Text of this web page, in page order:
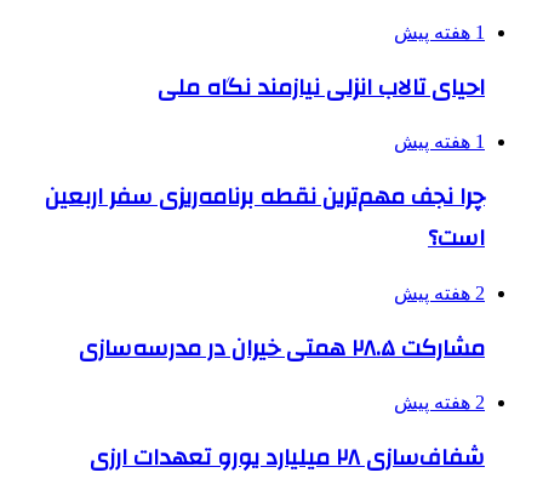
1 هفته پیش
احیای تالاب انزلی نیازمند نگاه ملی
1 هفته پیش
چرا نجف مهم‌ترین نقطه برنامه‌ریزی سفر اربعین
است؟
2 هفته پیش
مشارکت ۲۸.۵ همتی خیران در مدرسه‌سازی
2 هفته پیش
شفاف‌سازی ۲۸ میلیارد یورو تعهدات ارزی